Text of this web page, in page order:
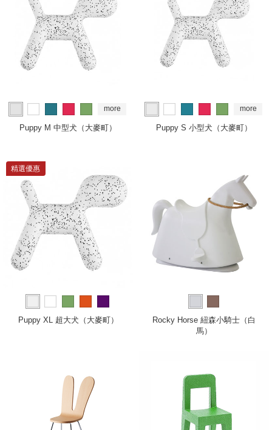
more
Puppy M 中型犬（大麥町）
more
Puppy S 小型犬（大麥町）
精選優惠
Puppy XL 超大犬（大麥町）
Rocky Horse 紐森小騎士（白
馬）